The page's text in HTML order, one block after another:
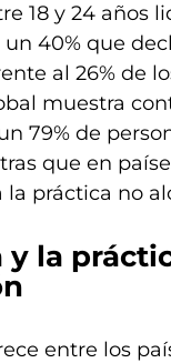
18 y 24 años
40% que
al 26% de
muestra
79% de
que en
la práctica no
la
entre los